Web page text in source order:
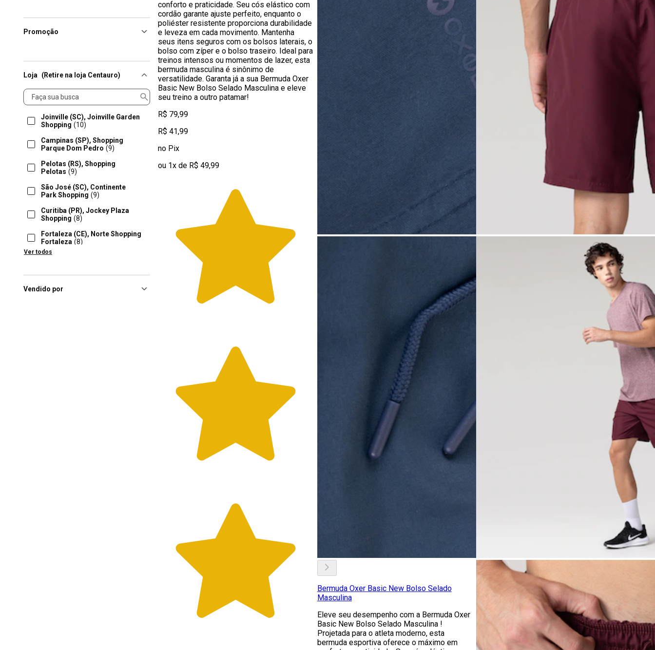
Promoção
Loja (Retire na loja Centauro)
Loja
Joinville (SC), Joinville Garden
Shopping (10)
Campinas (SP), Shopping
Parque Dom Pedro (9)
Pelotas (RS), Shopping
Pelotas (9)
São José (SC), Continente
Park Shopping (9)
Curitiba (PR), Jockey Plaza
Shopping (8)
Fortaleza (CE), Norte Shopping
Fortaleza (8)
Guarulhos (SP), Shopping
Ver todos
Vendido por
conforto e praticidade. Seu cós elástico com
cordão garante ajuste perfeito, enquanto o
poliéster resistente proporciona durabilidade
e leveza em cada movimento. Mantenha
seus itens seguros com os bolsos laterais, o
bolso com zíper e o bolso traseiro. Ideal para
treinos intensos ou momentos de lazer, esta
bermuda masculina é sinônimo de
versatilidade. Garanta já a sua Bermuda Oxer
Basic New Bolso Selado Masculina e eleve
seu treino a outro patamar!
R$ 79,99
R$ 41,99
no Pix
ou 1x de R$ 49,99
Bermuda Oxer Basic New Bolso Selado
Masculina
Eleve seu desempenho com a Bermuda Oxer
Basic New Bolso Selado Masculina !
Projetada para o atleta moderno, esta
bermuda esportiva oferece o máximo em